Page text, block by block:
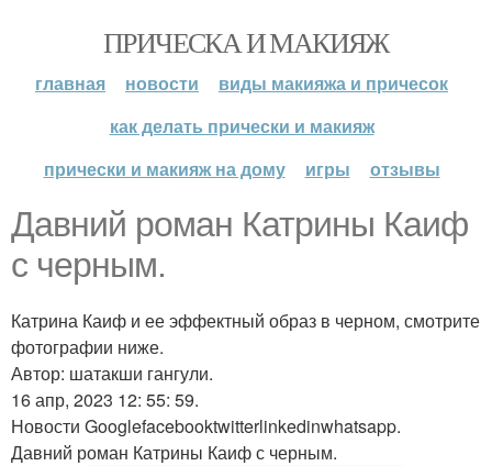
ПРИЧЕСКА И МАКИЯЖ
главная новости
виды макияжа и причесок
как делать прически и макияж
прически и макияж на дому
игры отзывы
Давний роман Катрины Каиф
с черным.
Катрина Каиф и ее эффектный образ в черном, смотрите
фотографии ниже.
Автор: шатакши гангули.
16 апр, 2023 12: 55: 59.
Новости Googlefacebooktwitterlinkedinwhatsapp.
Давний роман Катрины Каиф с черным.